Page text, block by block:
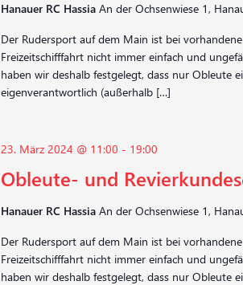
Hanauer RC Hassia An der Ochsenwiese 1,
Der Rudersport auf dem Main ist bei
Freizeitschifffahrt nicht immer einfach und
haben wir deshalb festgelegt, dass nur Obleute
eigenverantwortlich (außerhalb […]
Obleute- und
23. März 2024 @ 11:00 - 19:00
Hanauer RC Hassia An der Ochsenwiese 1,
Der Rudersport auf dem Main ist bei
Freizeitschifffahrt nicht immer einfach und
haben wir deshalb festgelegt, dass nur Obleute